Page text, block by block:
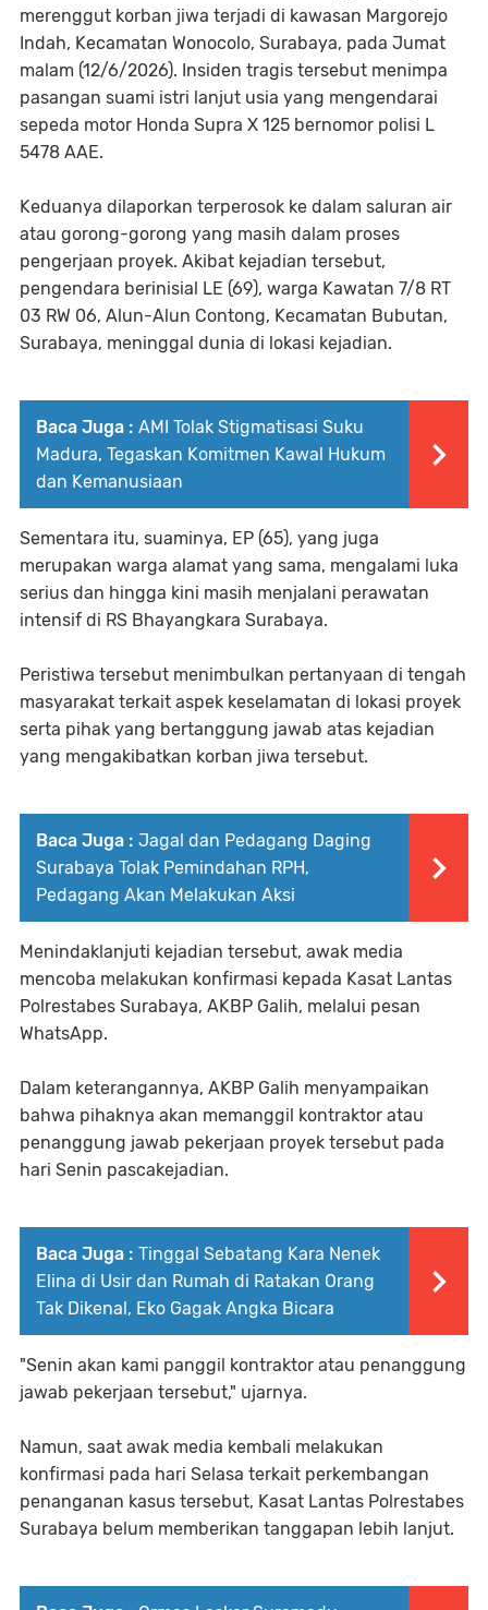
merenggut korban jiwa terjadi di kawasan Margorejo
Indah, Kecamatan Wonocolo, Surabaya, pada Jumat
malam (12/6/2026). Insiden tragis tersebut menimpa
pasangan suami istri lanjut usia yang mengendarai
sepeda motor Honda Supra X 125 bernomor polisi L
5478 AAE.
Keduanya dilaporkan terperosok ke dalam saluran air
atau gorong-gorong yang masih dalam proses
pengerjaan proyek. Akibat kejadian tersebut,
pengendara berinisial LE (69), warga Kawatan 7/8 RT
03 RW 06, Alun-Alun Contong, Kecamatan Bubutan,
Surabaya, meninggal dunia di lokasi kejadian.
Baca Juga : AMI Tolak Stigmatisasi Suku
Madura, Tegaskan Komitmen Kawal Hukum
dan Kemanusiaan
Sementara itu, suaminya, EP (65), yang juga
merupakan warga alamat yang sama, mengalami luka
serius dan hingga kini masih menjalani perawatan
intensif di RS Bhayangkara Surabaya.
Peristiwa tersebut menimbulkan pertanyaan di tengah
masyarakat terkait aspek keselamatan di lokasi proyek
serta pihak yang bertanggung jawab atas kejadian
yang mengakibatkan korban jiwa tersebut.
Baca Juga : Jagal dan Pedagang Daging
Surabaya Tolak Pemindahan RPH,
Pedagang Akan Melakukan Aksi
Menindaklanjuti kejadian tersebut, awak media
mencoba melakukan konfirmasi kepada Kasat Lantas
Polrestabes Surabaya, AKBP Galih, melalui pesan
WhatsApp.
Dalam keterangannya, AKBP Galih menyampaikan
bahwa pihaknya akan memanggil kontraktor atau
penanggung jawab pekerjaan proyek tersebut pada
hari Senin pascakejadian.
Baca Juga : Tinggal Sebatang Kara Nenek
Elina di Usir dan Rumah di Ratakan Orang
Tak Dikenal, Eko Gagak Angka Bicara
"Senin akan kami panggil kontraktor atau penanggung
jawab pekerjaan tersebut," ujarnya.
Namun, saat awak media kembali melakukan
konfirmasi pada hari Selasa terkait perkembangan
penanganan kasus tersebut, Kasat Lantas Polrestabes
Surabaya belum memberikan tanggapan lebih lanjut.